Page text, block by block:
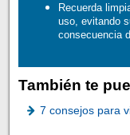
Recuerda
uso, evitando
consecuencia
También te
7 consejos para